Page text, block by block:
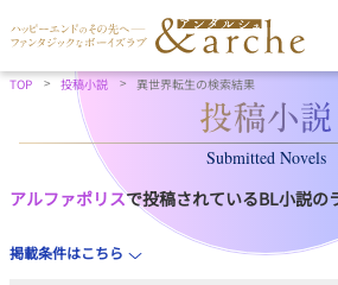
TOP 投稿小説 異世界転生の検索結果
Submitted Novels
アルファポリスで投稿されているBL小説の
掲載条件はこちら